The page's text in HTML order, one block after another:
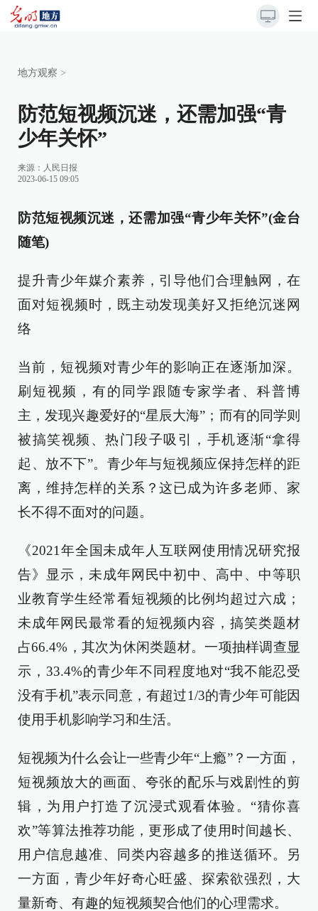
地方观察 >
防范短视频沉迷，还需加强“青
少年关怀”
来源： 人民日报
2023-06-15 09:05
防范短视频沉迷，还需加强“青少年关怀”(金台
随笔)
提升青少年媒介素养，引导他们合理触网，在
面对短视频时，既主动发现美好又拒绝沉迷网
络
当前，短视频对青少年的影响正在逐渐加深。
刷短视频，有的同学跟随专家学者、科普博
主，发现兴趣爱好的“星辰大海”；而有的同学则
被搞笑视频、热门段子吸引，手机逐渐“拿得
起、放不下”。青少年与短视频应保持怎样的距
离，维持怎样的关系？这已成为许多老师、家
长不得不面对的问题。
《2021年全国未成年人互联网使用情况研究报
告》显示，未成年网民中初中、高中、中等职
业教育学生经常看短视频的比例均超过六成；
未成年网民最常看的短视频内容，搞笑类题材
占66.4%，其次为休闲类题材。一项抽样调查显
示，33.4%的青少年不同程度地对“我不能忍受
没有手机”表示同意，有超过1/3的青少年可能因
使用手机影响学习和生活。
短视频为什么会让一些青少年“上瘾”？一方面，
短视频放大的画面、夸张的配乐与戏剧性的剪
辑，为用户打造了沉浸式观看体验。“猜你喜
欢”等算法推荐功能，更形成了使用时间越长、
用户信息越准、同类内容越多的推送循环。另
一方面，青少年好奇心旺盛、探索欲强烈，大
量新奇、有趣的短视频契合他们的心理需求。